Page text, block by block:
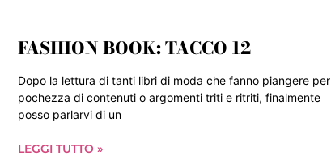
FASHION BOOK: TACCO 12
Dopo la lettura di tanti libri di moda che fanno piangere per
pochezza di contenuti o argomenti triti e ritriti, finalmente
posso parlarvi di un
LEGGI TUTTO »